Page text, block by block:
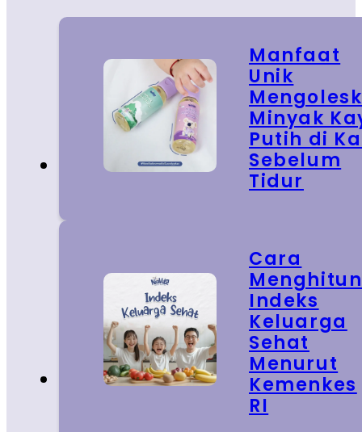
Manfaat
Unik
Minyak
Putih di
Sebelum
Tidur
Cara
Indeks
Keluarga
Sehat
Menurut
Kemenkes
RI